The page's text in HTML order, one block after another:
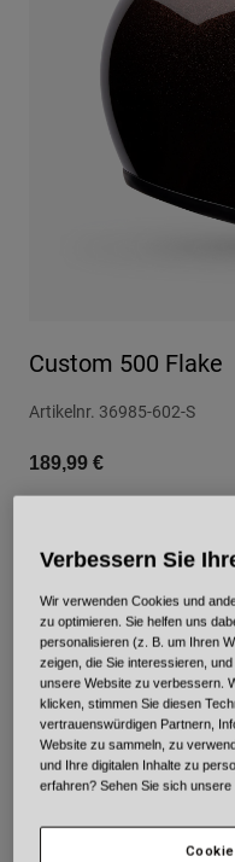
Adventure
Retro
Ersatzteile
Alle Artikel
Urban
BMX
Ersatzteile
Alle Artikel
Custom 500 Flake
Artikelnr. 36985-602-S
189,99 €
Farben -Rootbeer Braun
Größe
XS S
ausgewählt
M
Verbessern Sie
Wir verwenden Cookies und
zu optimieren. Sie helfen uns
personalisieren (z. B. um Ihren
zeigen, die Sie interessieren,
unsere Website zu verbessern.
klicken, stimmen Sie diesen
vertrauenswürdigen Partnern,
Website zu sammeln, zu
und Ihre digitalen Inhalte zu
erfahren? Sehen Sie sich unsere